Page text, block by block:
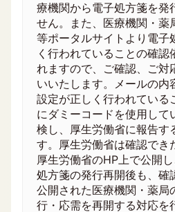
療機関から電子処方箋を発
せん。また、医療機関・薬
等ポータルサイトより電子
く行われていることの確認
れますので、ご確認、ご対
いいたします。メールの内
設定が正しく行われている
にダミーコードを使用して
検し、厚生労働省に報告す
す。厚生労働省は確認でき
厚生労働省のHP上で公開
処方箋の発行再開後も、確
公開された医療機関・薬局
行・応需を再開する対応を